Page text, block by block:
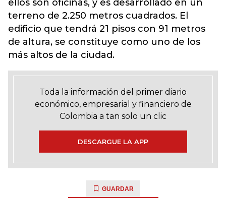
ellos son oficinas, y es desarrollado en un
terreno de 2.250 metros cuadrados. El
edificio que tendrá 21 pisos con 91 metros
de altura, se constituye como uno de los
más altos de la ciudad.
Toda la información del primer diario
económico, empresarial y financiero de
Colombia a tan solo un clic
DESCARGUE LA APP
GUARDAR